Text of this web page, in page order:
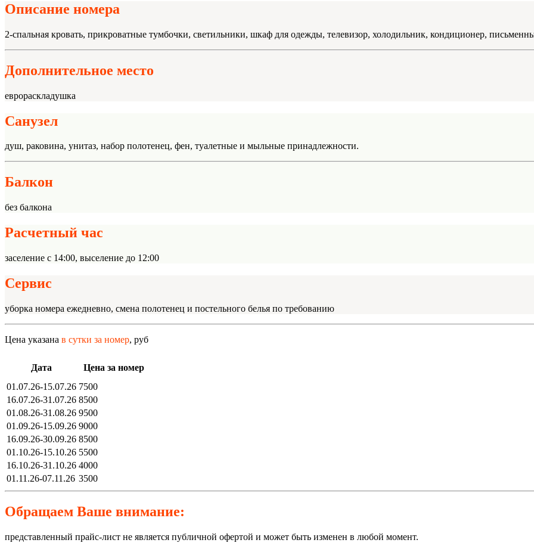
Описание номера
2-спальная кровать, прикроватные тумбочки, светильники, шкаф для одежды, телевизор, холодильник, кондиционер,
Дополнительное место
еврораскладушка
Санузел
душ, раковина, унитаз, набор полотенец, фен, туалетные и мыльные принадлежности.
Балкон
без балкона
Расчетный час
заселение с 14:00, выселение до 12:00
Сервис
уборка номера ежедневно, смена полотенец и постельного белья по требованию
Цена указана в сутки за номер, руб
Дата
Цена за номер
01.07.26-15.07.26 7500
16.07.26-31.07.26 8500
01.08.26-31.08.26 9500
01.09.26-15.09.26 9000
16.09.26-30.09.26 8500
01.10.26-15.10.26 5500
16.10.26-31.10.26 4000
01.11.26-07.11.26 3500
Обращаем Ваше внимание:
представленный прайс-лист не является публичной офертой и может быть изменен в любой момент.